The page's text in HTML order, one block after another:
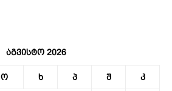
აგვისტო 2026
ო ხ პ შ კ